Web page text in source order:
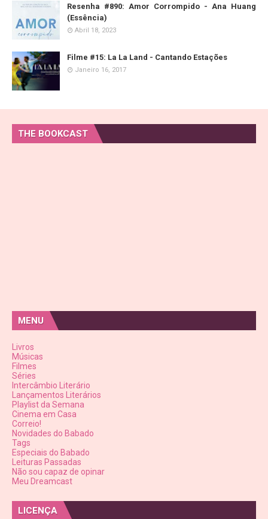
Resenha #890: Amor Corrompido - Ana Huang
(Essência)
Abril 18, 2023
Filme #15: La La Land - Cantando Estações
Janeiro 16, 2017
THE BOOKCAST
MENU
Livros
Músicas
Filmes
Séries
Intercâmbio Literário
Lançamentos Literários
Playlist da Semana
Cinema em Casa
Correio!
Novidades do Babado
Tags
Especiais do Babado
Leituras Passadas
Não sou capaz de opinar
Meu Dreamcast
LICENÇA